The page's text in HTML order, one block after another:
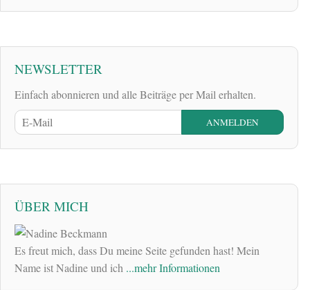
NEWSLETTER
Einfach abonnieren und alle Beiträge per Mail erhalten.
ÜBER MICH
Es freut mich, dass Du meine Seite gefunden hast! Mein
Name ist Nadine und ich ...mehr Informationen